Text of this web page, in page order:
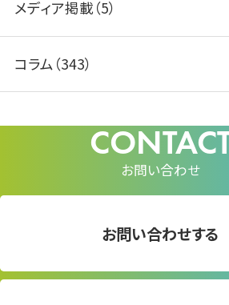
メディア掲載（5）
コラム（343）
お問い合わせ
お問い合わせする